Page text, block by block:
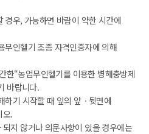
우, 가능하면 바람이 약한 시간에
무인헬기 조종 자격인증자에 의해
한“농업무인헬기를 이용한 병해충방제
바랍니다.
하기 시작할 때 잎의 앞ㆍ뒷면에
오.
지 않거나 의문사항이 있을 경우에는